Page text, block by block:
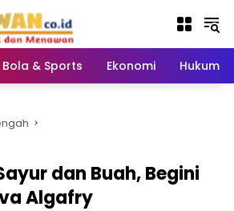
Bola & Sports Ekonomi Hukum
dan Buah, Begini
Algafry